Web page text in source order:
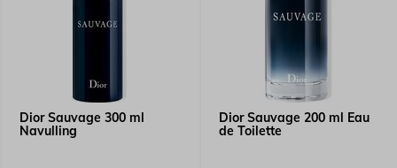
Dior Sauvage 300 ml
Navulling
Dior Sauvage 200 ml Eau
de Toilette